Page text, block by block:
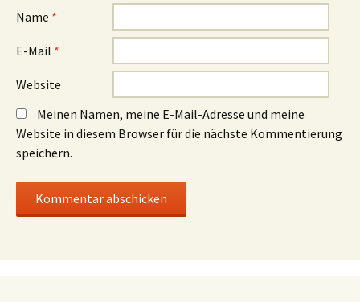
Name *
E-Mail *
Website
Meinen Namen, meine E-Mail-Adresse und meine
Website in diesem Browser für die nächste Kommentierung
speichern.